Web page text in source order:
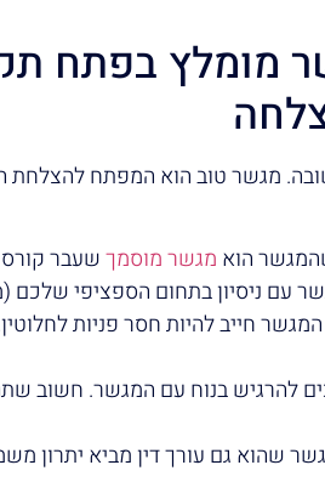
מגשר טוב הוא המפתח להצלחת
הוא מגשר מוסמךשעבר קורס
עם ניסיון בתחום הספציפי שלכם
המגשר חייב להיות חסר פניות
להרגיש בנוח עם המגשר. חשוב
שהוא גם עורך דין מביא יתרון